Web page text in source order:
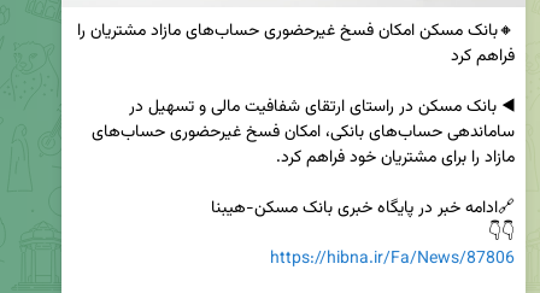
👇👇
https://hibna.ir/Fa/News/87806